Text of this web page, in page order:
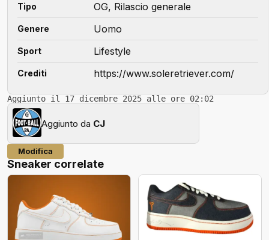
Tipo OG, Rilascio generale
Genere Uomo
Sport Lifestyle
Crediti https://www.soleretriever.com/
Aggiunto il 17 dicembre 2025 alle ore 02:02
Aggiunto da CJ
Modifica
Sneaker correlate